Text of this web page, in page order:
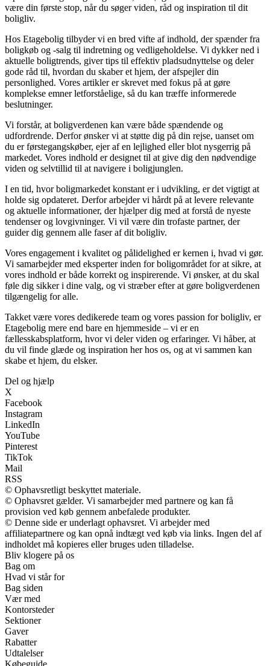
være din første stop, når du søger viden, råd og inspiration til dit
boligliv.
Hos Etagebolig tilbyder vi en bred vifte af indhold, der spænder fra
boligkøb og -salg til indretning og vedligeholdelse. Vi dykker ned i
aktuelle boligtrends, giver tips til effektiv pladsudnyttelse og deler
gode råd til, hvordan du skaber et hjem, der afspejler din
personlighed. Vores artikler er skrevet med fokus på at gøre
komplekse emner letforståelige, så du kan træffe informerede
beslutninger.
Vi forstår, at boligverdenen kan være både spændende og
udfordrende. Derfor ønsker vi at støtte dig på din rejse, uanset om
du er førstegangskøber, ejer af en lejlighed eller blot nysgerrig på
markedet. Vores indhold er designet til at give dig den nødvendige
viden og selvtillid til at navigere i boligjunglen.
I en tid, hvor boligmarkedet konstant er i udvikling, er det vigtigt at
holde sig opdateret. Derfor arbejder vi hårdt på at levere relevante
og aktuelle informationer, der hjælper dig med at forstå de nyeste
tendenser og lovgivninger. Vi vil være din trofaste partner, der
guider dig gennem alle faser af dit boligliv.
Vores engagement i kvalitet og pålidelighed er kernen i, hvad vi gør.
Vi samarbejder med eksperter inden for boligområdet for at sikre, at
vores indhold er både korrekt og inspirerende. Vi ønsker, at du skal
føle dig sikker i dine valg, og vi stræber efter at gøre boligverdenen
tilgængelig for alle.
Takket være vores dedikerede team og vores passion for boligliv, er
Etagebolig mere end bare en hjemmeside – vi er en
fællesskabsplatform, hvor vi deler viden og erfaringer. Vi håber, at
du vil finde glæde og inspiration her hos os, og at vi sammen kan
skabe et hjem, du elsker.
Del og hjælp
X
Facebook
Instagram
LinkedIn
YouTube
Pinterest
TikTok
Mail
RSS
© Ophavsretligt beskyttet materiale.
© Ophavsret gælder. Vi samarbejder med partnere og kan få
provision ved køb gennem anbefalede produkter.
© Denne side er underlagt ophavsret. Vi arbejder med
affiliatepartnere og kan opnå indtægt ved køb via links. Ingen del af
indholdet må kopieres eller bruges uden tilladelse.
Bliv klogere på os
Bag om
Hvad vi står for
Bag siden
Vær med
Kontorsteder
Sektioner
Gaver
Rabatter
Udtalelser
Købeguide